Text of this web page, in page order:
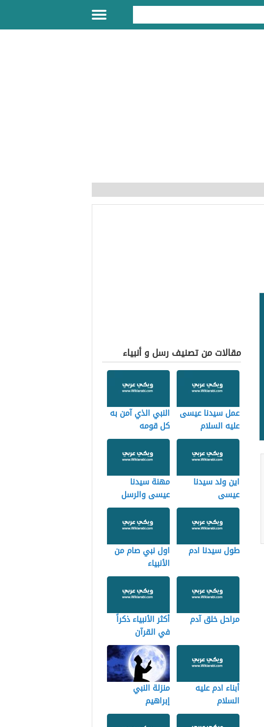
مقالات من تصنيف رسل و أنبياء
عمل سيدنا عيسى
عليه السلام
النبي الذي آمن به
كل قومه
اين ولد سيدنا
عيسى
مهنة سيدنا
عيسى والرسل
طول سيدنا ادم
اول نبي صام من
الأنبياء
مراحل خلق آدم
أكثر الأنبياء ذكراً
في القرآن
أبناء ادم عليه
السلام
منزلة النبي
إبراهيم